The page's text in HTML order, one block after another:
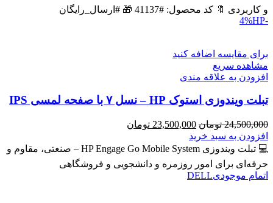
است.
و کاربردی 🔖 کد محصول: #41137 🎁 #ارسال_رایگان
-4%
HP
برای مقایسه اضافه کنید
مشاهده سریع
افزودن به علاقه مندی
تبلت ویندوزی استوک HP – نسل ۷ با صفحه لمسی IPS
24,500,000 تومان قیمت
اصلی
24,500,000 تومان
23,500,000 تومان
23,500,000 تومان
افزودن به سبد خرید
💻 تبلت ویندوزی HP Engage Go Mobile System – صنعتی، مقاوم و
حرفه‌ای برای امور روزمره و دانشجویی و فروشگاهی
اتمام موجودیDELL